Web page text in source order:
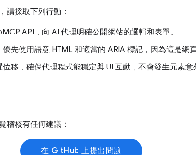
請採取下列行動：
API，向 AI 代理明確公開網站的邏輯和表單。
優先使用語意 HTML 和適當的 ARIA 標記，因為這是網
移，確保代理程式能穩定與 UI 互動，不會發生元素意
稽核有任何建議：
在 GitHub 上提出問題